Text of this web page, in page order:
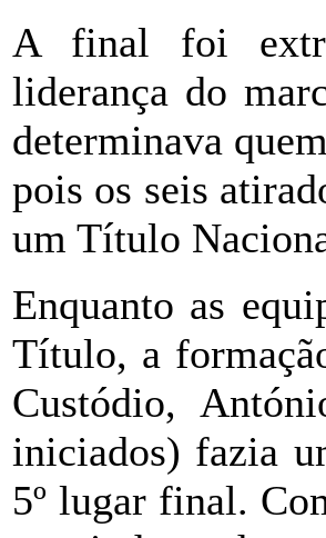
A final foi
liderança do
determinava
pois os seis
um Título
Enquanto as
Título, a
Custódio,
iniciados) fazia
5º lugar final.